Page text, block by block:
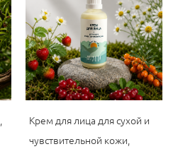
Крем для лица для сухой и
чувствительной кожи,